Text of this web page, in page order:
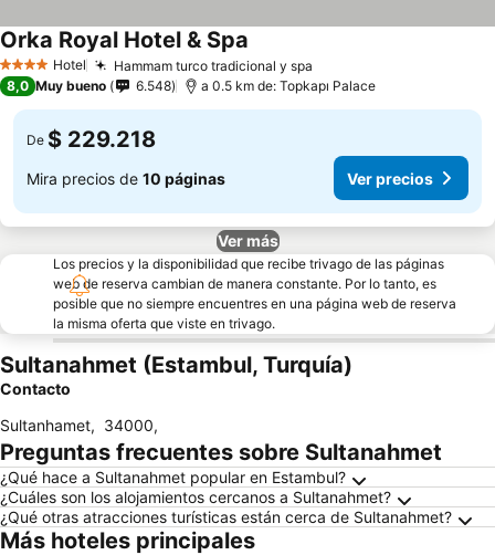
4 EstrellasHotel Hammam turco tradicional y spa
Orka Royal Hotel & Spa
8,0 Muy bueno 6.548 a 0.5 km de: Topkapı Palace
De $ 229.218
Mira precios de 10 páginas Ver precios
Ver más
Los precios y la disponibilidad que recibe trivago de las páginas
web de reserva cambian de manera constante. Por lo tanto, es
posible que no siempre encuentres en una página web de reserva
la misma oferta que viste en trivago.
Sultanahmet (Estambul, Turquía)
Contacto
Sultanhamet, 34000,
Preguntas frecuentes sobre Sultanahmet
¿Qué hace a Sultanahmet popular en Estambul?
¿Cuáles son los alojamientos cercanos a Sultanahmet?
¿Qué otras atracciones turísticas están cerca de Sultanahmet?
Más hoteles principales